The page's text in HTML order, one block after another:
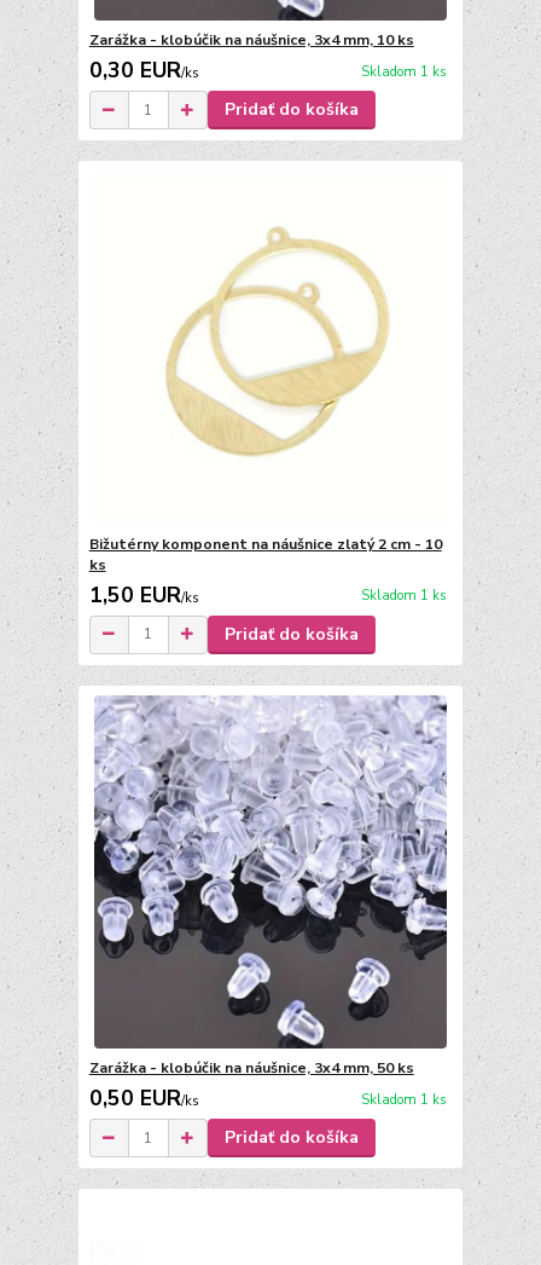
Zarážka - klobúčik na náušnice, 3x4 mm, 10 ks
0,30 EUR/ks Skladom 1 ks
Pridať do košíka
Bižutérny komponent na náušnice zlatý 2 cm - 10
ks
1,50 EUR/ks Skladom 1 ks
Pridať do košíka
Zarážka - klobúčik na náušnice, 3x4 mm, 50 ks
0,50 EUR/ks Skladom 1 ks
Pridať do košíka